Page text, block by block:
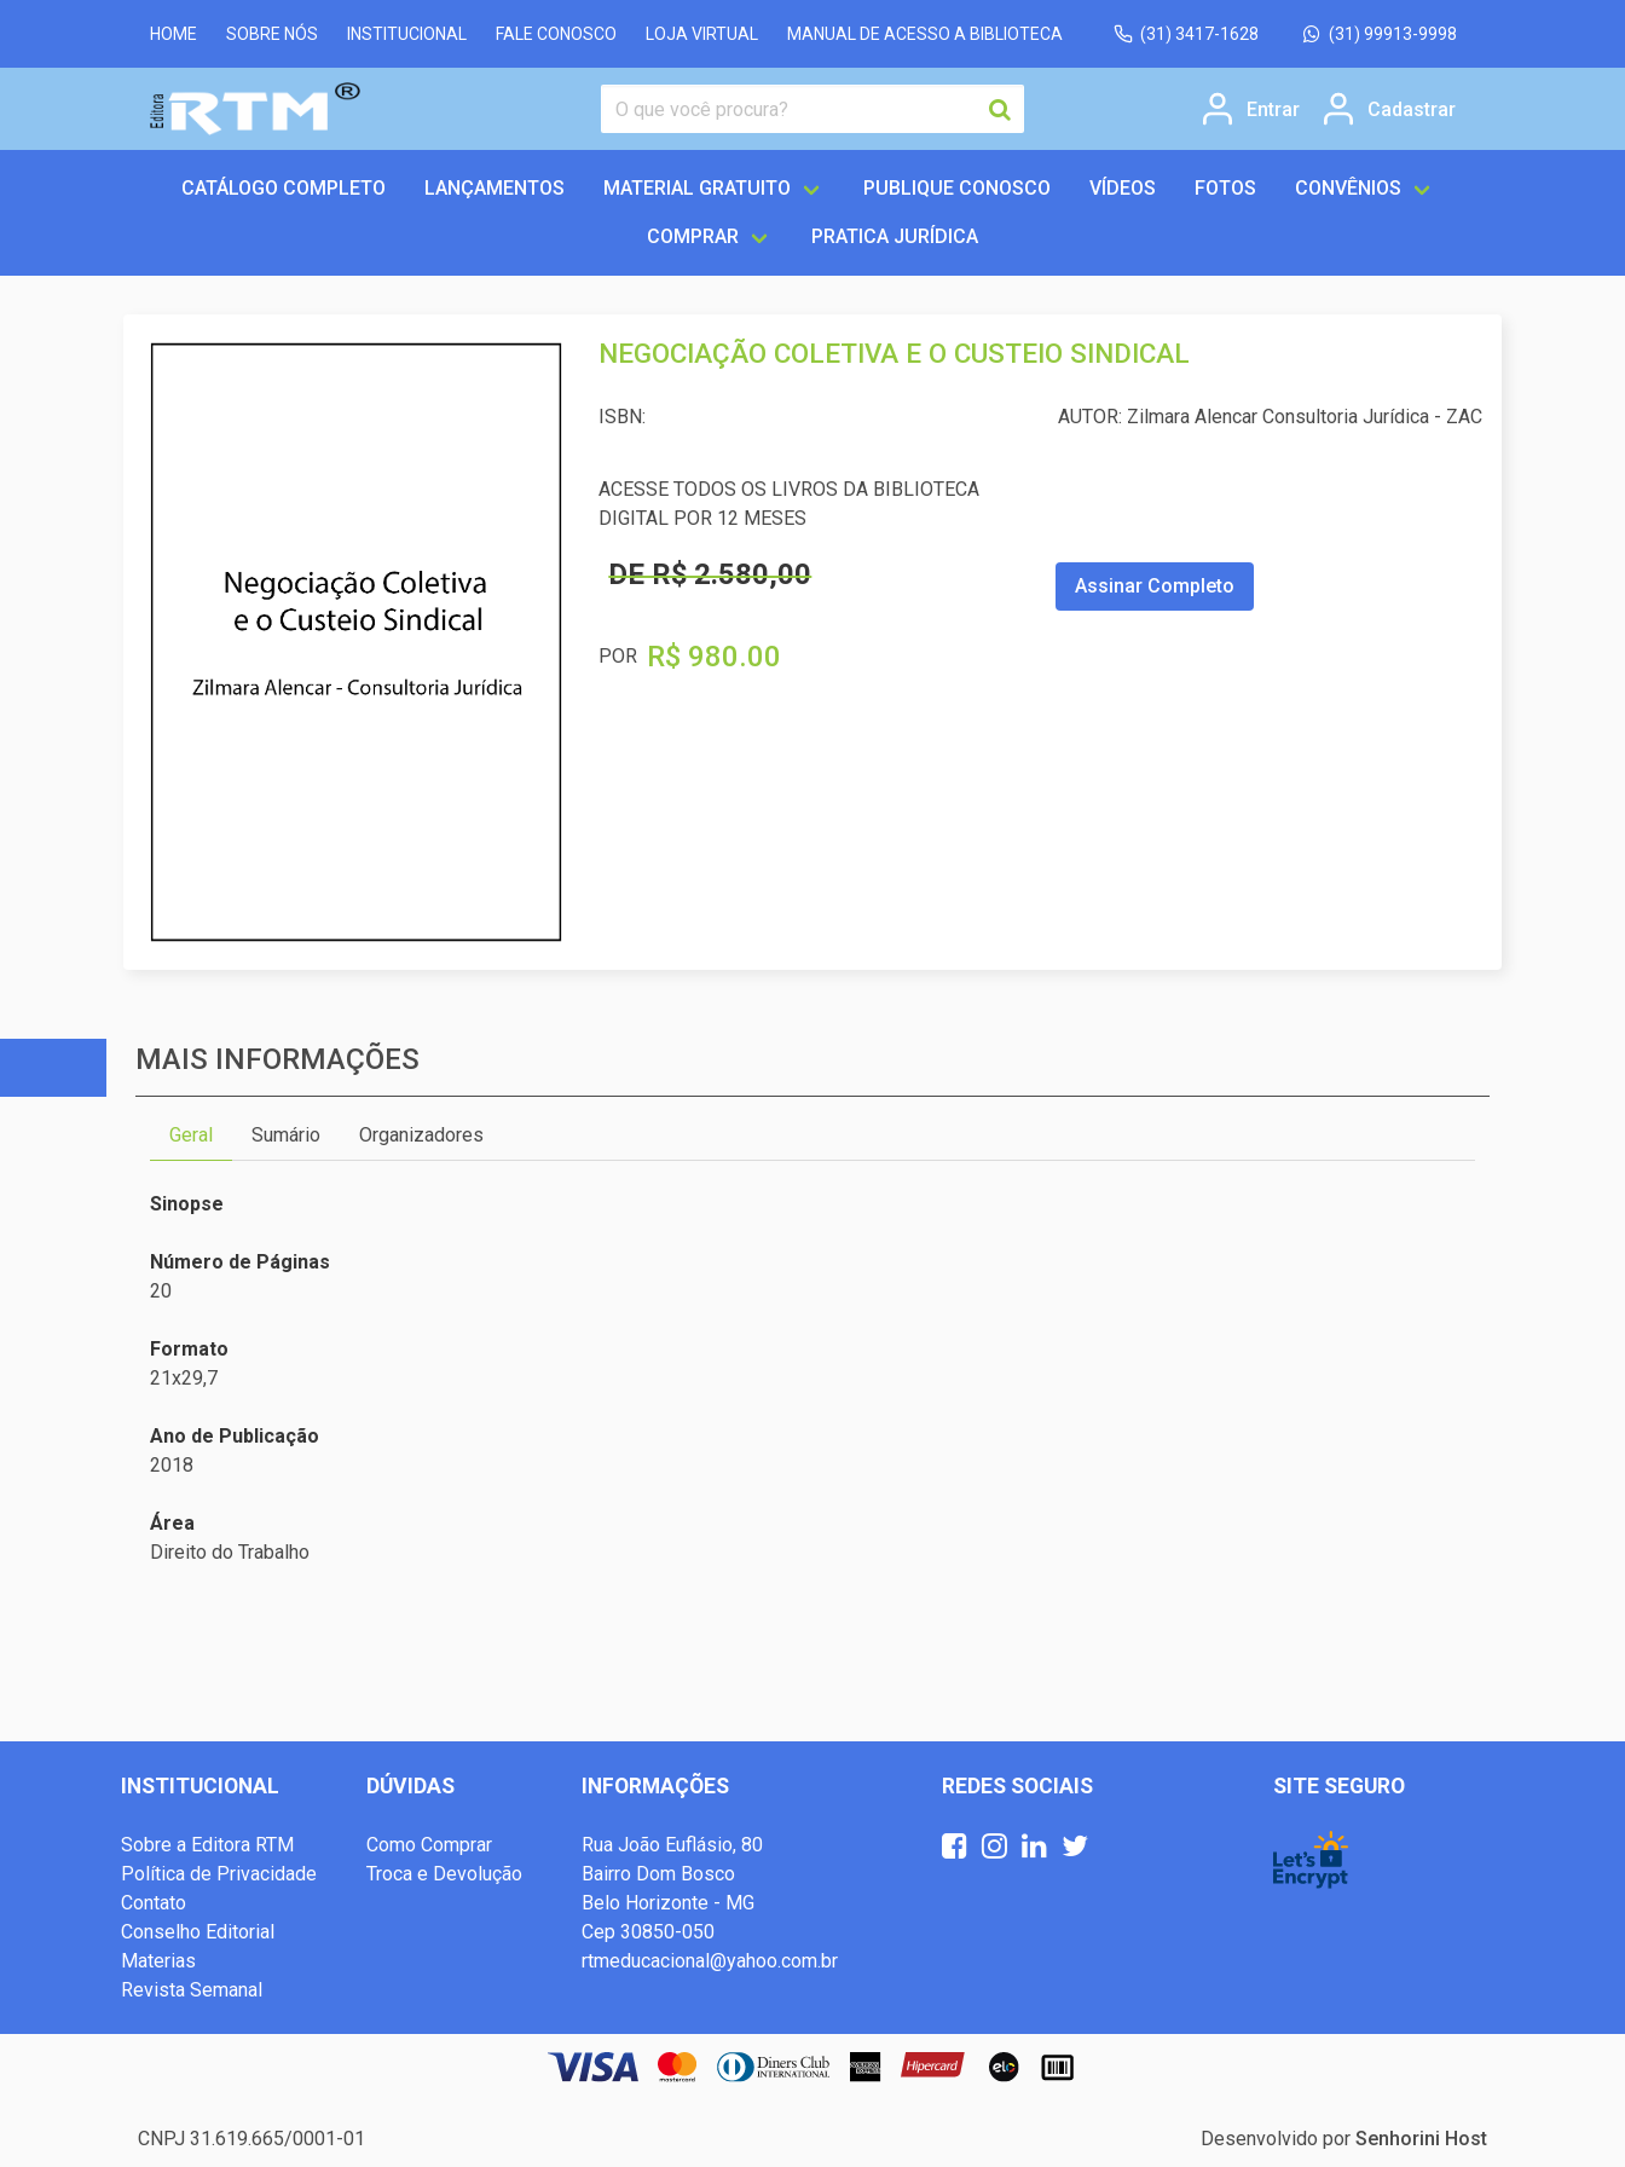
HOME SOBRE NÓS INSTITUCIONAL FALE CONOSCO LOJA VIRTUAL MANUAL DE ACESSO A BIBLIOTECA (31) 3417-1628 (31) 99913-9998
Entrar Cadastrar
CATÁLOGO COMPLETO LANÇAMENTOS MATERIAL GRATUITO PUBLIQUE CONOSCO VÍDEOS FOTOS CONVÊNIOS
COMPRAR PRATICA JURÍDICA
NEGOCIAÇÃO COLETIVA E O CUSTEIO SINDICAL
ISBN: AUTOR: Zilmara Alencar Consultoria Jurídica - ZAC
ACESSE TODOS OS LIVROS DA BIBLIOTECA
DIGITAL POR 12 MESES
DE R$ 2.580,00
POR R$ 980.00
Assinar Completo
MAIS INFORMAÇÕES
Geral Sumário Organizadores
Sinopse
Número de Páginas
20
Formato
21x29,7
Ano de Publicação
2018
Área
Direito do Trabalho
INSTITUCIONAL
Sobre a Editora RTM
Política de Privacidade
Contato
Conselho Editorial
Materias
Revista Semanal
DÚVIDAS
Como Comprar
Troca e Devolução
INFORMAÇÕES
Rua João Euflásio, 80
Bairro Dom Bosco
Belo Horizonte - MG
Cep 30850-050
rtmeducacional@yahoo.com.br
REDES SOCIAIS SITE SEGURO
CNPJ 31.619.665/0001-01 Desenvolvido por Senhorini Host